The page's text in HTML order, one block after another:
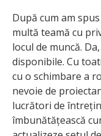
După cum am
multă teamă cu
locul de muncă.
disponibile. Cu
cu o schimbare a
nevoie de
lucrători de
îmbunătățească